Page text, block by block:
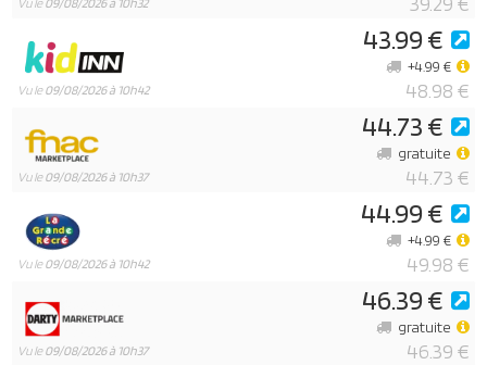
Vu le09/08/2026 à 10h42
43.99 €
48.98 €
+4.99 €
Vu le09/08/2026 à 10h37
44.73 €
44.73 €
gratuite
Vu le09/08/2026 à 10h42
44.99 €
49.98 €
+4.99 €
Vu le09/08/2026 à 10h37
46.39 €
46.39 €
gratuite